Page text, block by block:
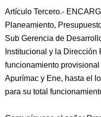
Artículo Tercero.-
Planeamiento,
Sub Gerencia de
Institucional y la Dirección
funcionamiento
Apurímac y Ene, hasta el
para su total